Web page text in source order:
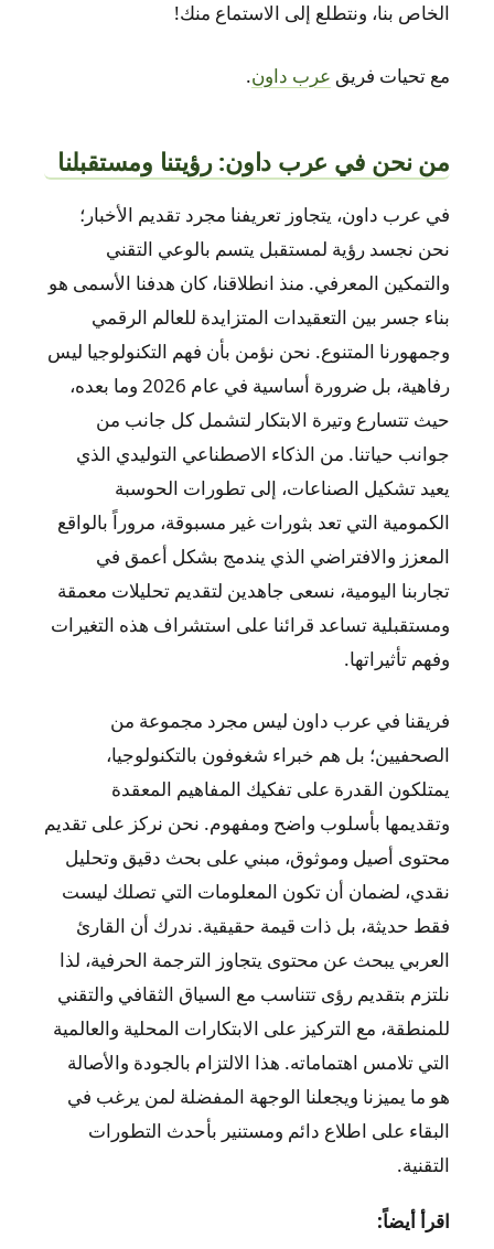
الخاص بنا، ونتطلع إلى الاستماع منك!
مع تحيات فريق عرب داون.
من نحن في عرب داون: رؤيتنا ومستقبلنا
في عرب داون، يتجاوز تعريفنا مجرد تقديم الأخبار؛
نحن نجسد رؤية لمستقبل يتسم بالوعي التقني
والتمكين المعرفي. منذ انطلاقنا، كان هدفنا الأسمى هو
بناء جسر بين التعقيدات المتزايدة للعالم الرقمي
وجمهورنا المتنوع. نحن نؤمن بأن فهم التكنولوجيا ليس
رفاهية، بل ضرورة أساسية في عام 2026 وما بعده،
حيث تتسارع وتيرة الابتكار لتشمل كل جانب من
جوانب حياتنا. من الذكاء الاصطناعي التوليدي الذي
يعيد تشكيل الصناعات، إلى تطورات الحوسبة
الكمومية التي تعد بثورات غير مسبوقة، مروراً بالواقع
المعزز والافتراضي الذي يندمج بشكل أعمق في
تجاربنا اليومية، نسعى جاهدين لتقديم تحليلات معمقة
ومستقبلية تساعد قرائنا على استشراف هذه التغيرات
وفهم تأثيراتها.
فريقنا في عرب داون ليس مجرد مجموعة من
الصحفيين؛ بل هم خبراء شغوفون بالتكنولوجيا،
يمتلكون القدرة على تفكيك المفاهيم المعقدة
وتقديمها بأسلوب واضح ومفهوم. نحن نركز على تقديم
محتوى أصيل وموثوق، مبني على بحث دقيق وتحليل
نقدي، لضمان أن تكون المعلومات التي تصلك ليست
فقط حديثة، بل ذات قيمة حقيقية. ندرك أن القارئ
العربي يبحث عن محتوى يتجاوز الترجمة الحرفية، لذا
نلتزم بتقديم رؤى تتناسب مع السياق الثقافي والتقني
للمنطقة، مع التركيز على الابتكارات المحلية والعالمية
التي تلامس اهتماماته. هذا الالتزام بالجودة والأصالة
هو ما يميزنا ويجعلنا الوجهة المفضلة لمن يرغب في
البقاء على اطلاع دائم ومستنير بأحدث التطورات
التقنية.
اقرأ أيضاً: